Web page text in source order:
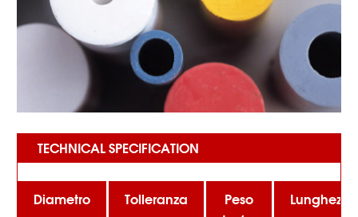
TECHNICAL SPECIFICATION
Diametro
Tolleranza
Peso
Lunghezza